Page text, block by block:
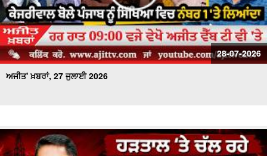
28-07-2026
ਅਜੀਤ' ਖ਼ਬਰਾਂ, 27 ਜੁਲਾਈ 2026